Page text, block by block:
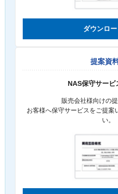
ダウンロー
提案資
NAS保守サービ
販売会社様向けの提
お客様へ保守サービスをご提案
い。